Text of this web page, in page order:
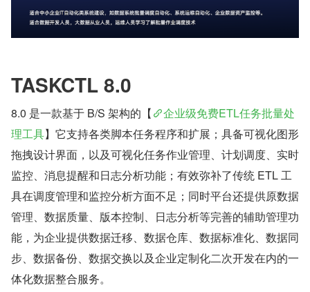
TASKCTL 8.0
8.0 是一款基于 B/S 架构的【
企业级免费ETL任务批量处
理工具】它支持各类脚本任务程序和扩展；具备可视化图形
拖拽设计界面，以及可视化任务作业管理、计划调度、实时
监控、消息提醒和日志分析功能；有效弥补了传统 ETL 工
具在调度管理和监控分析方面不足；同时平台还提供原数据
管理、数据质量、版本控制、日志分析等完善的辅助管理功
能，为企业提供数据迁移、数据仓库、数据标准化、数据同
步、数据备份、数据交换以及企业定制化二次开发在内的一
体化数据整合服务。